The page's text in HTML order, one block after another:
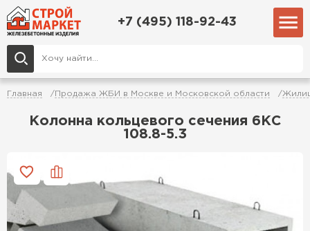
+7 (495) 118-92-43
Главная Продажа ЖБИ в Москве и Московской области
Колонна кольцевого сечения 6КС
108.8-5.3